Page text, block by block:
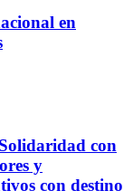
en
con
y
con destino